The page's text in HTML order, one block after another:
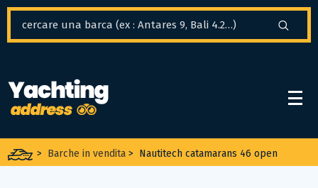
> Barche in vendita > Nautitech catamarans 46 open
Pannello di gestione dei cookies